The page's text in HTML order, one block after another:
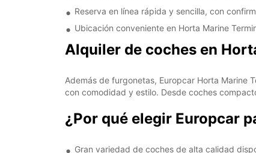
Reserva en línea rápida y sencilla, con
Ubicación conveniente en Horta Marine
Alquiler de coches en
Además de furgonetas, Europcar Horta Marine
con comodidad y estilo. Desde coches
¿Por qué elegir Europcar
Gran variedad de coches de alta calidad